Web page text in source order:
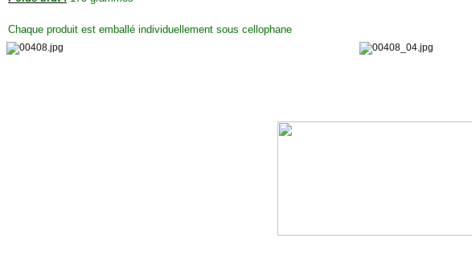
Chaque produit est emballé individuellement sous cellophane